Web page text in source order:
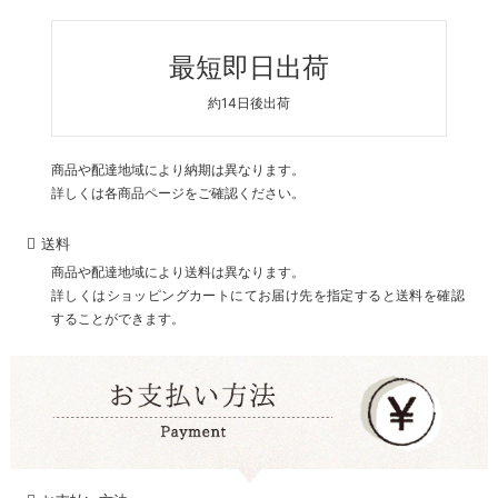
最短即日出荷
約14日後出荷
商品や配達地域により納期は異なります。
詳しくは各商品ページをご確認ください。
送料
商品や配達地域により送料は異なります。
詳しくはショッピングカートにてお届け先を指定すると送料を確認
することができます。